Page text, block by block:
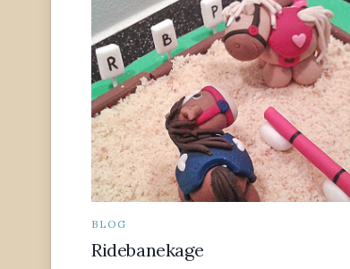
BLOG
Ridebanekage